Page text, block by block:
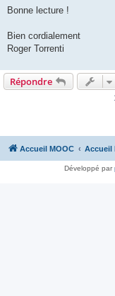
Bonne lecture !
Bien cordialement
Roger Torrenti
Répondre
Accueil MOOC Accueil
Développé par